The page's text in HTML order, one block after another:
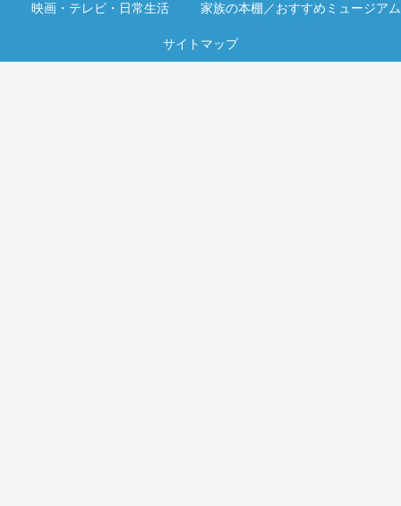
映画・テレビ・日常生活 家族の本棚／おすすめミュージアム
サイトマップ